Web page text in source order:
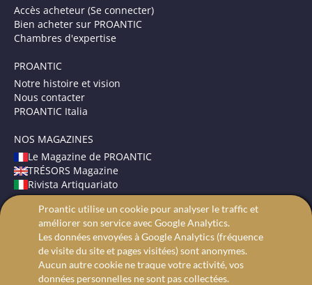
Accès acheteur (Se connecter)
Bien acheter sur PROANTIC
Chambres d'expertise
PROANTIC
Notre histoire et vision
Nous contacter
PROANTIC Italia
NOS MAGAZINES
Le Magazine de PROANTIC
TRÉSORS Magazine
Rivista Artiquariato
CONDITIONS GÉNÉRALES
Mentions légales
Protection des données
Recherche avancée
Proantic utilise un cookie pour analyser le traffic et
améliorer son service avec Google Analytics.
Les données envoyées à Google Analytics (fréquence
de visite du site et pages visitées) sont anonymes.
Aucun autre cookie ne traque votre activité, vos
données personnelles ne sont pas collectées.